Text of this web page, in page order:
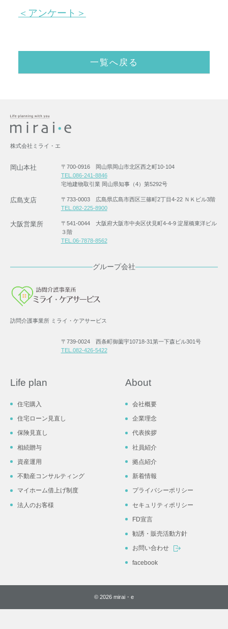
＜アンケート＞
一覧へ戻る
株式会社ミライ・エ
岡山本社
〒700-0916 岡山県岡山市北区西之町10-104
TEL.086-241-8846
宅地建物取引業 岡山県知事（4）第5292号
広島支店
〒733-0003 広島県広島市西区三篠町2丁目4-22 ＮＫビル3階
TEL.082-225-8900
大阪営業所
〒541-0044 大阪府大阪市中央区伏見町4-4-9 淀屋橋東洋ビル
３階
TEL.06-7878-8562
グループ会社
訪問介護事業所 ミライ・ケアサービス
〒739-0024 西条町御薗宇10718-31第一下森ビル301号
TEL.082-426-5422
Life plan
住宅購入
住宅ローン見直し
保険見直し
相続贈与
資産運用
不動産コンサルティング
マイホーム借上げ制度
法人のお客様
About
会社概要
企業理念
代表挨拶
社員紹介
拠点紹介
新着情報
プライバシーポリシー
セキュリティポリシー
FD宣言
勧誘・販売活動方針
お問い合わせ
facebook
© 2026 mirai・e